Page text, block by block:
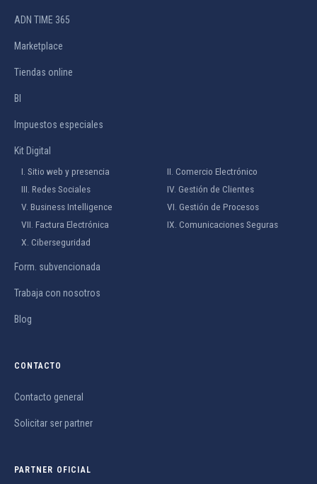
ADN TIME 365
Marketplace
Tiendas online
BI
Impuestos especiales
Kit Digital
I. Sitio web y presencia
II. Comercio Electrónico
III. Redes Sociales
IV. Gestión de Clientes
V. Business Intelligence
VI. Gestión de Procesos
VII. Factura Electrónica
IX. Comunicaciones Seguras
X. Ciberseguridad
Form. subvencionada
Trabaja con nosotros
Blog
CONTACTO
Contacto general
Solicitar ser partner
PARTNER OFICIAL